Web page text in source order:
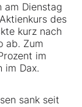
am Dienstag
des
kurz nach
ab. Zum
im
im Dax.
sank seit